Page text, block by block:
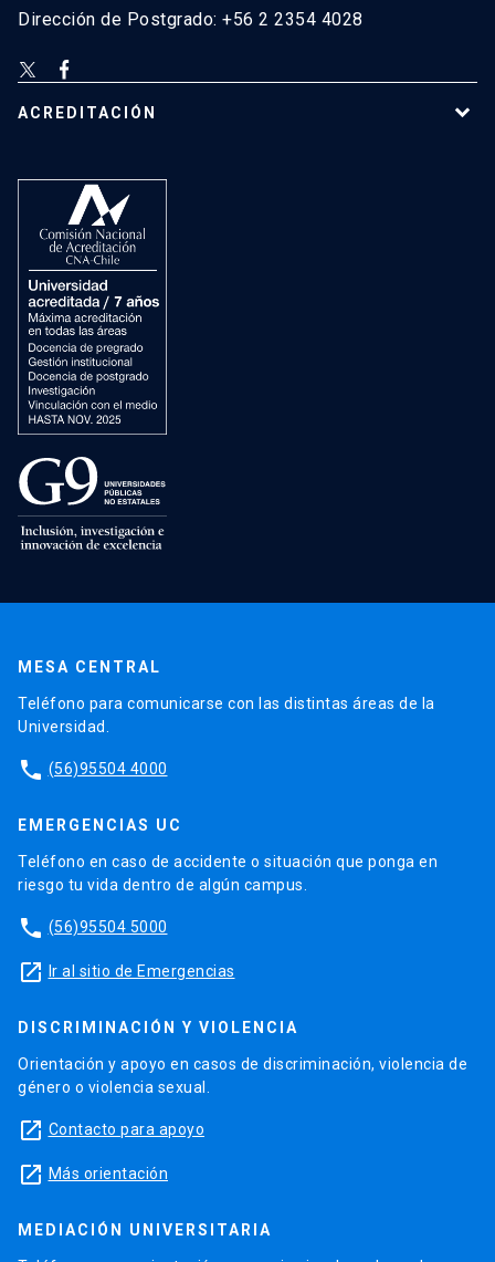
Dirección de Postgrado: +56 2 2354 4028
ACREDITACIÓN
MESA CENTRAL
Teléfono para comunicarse con las distintas áreas de la
Universidad.
phone (56)95504 4000
EMERGENCIAS UC
Teléfono en caso de accidente o situación que ponga en
riesgo tu vida dentro de algún campus.
phone (56)95504 5000
launch Ir al sitio de Emergencias
DISCRIMINACIÓN Y VIOLENCIA
Orientación y apoyo en casos de discriminación, violencia de
género o violencia sexual.
launch Contacto para apoyo
launch Más orientación
MEDIACIÓN UNIVERSITARIA